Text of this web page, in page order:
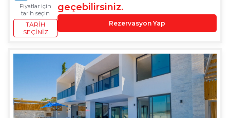
Fiyatlar için
tarih seçin
TARIH
SEÇINIZ
geçebilirsiniz.
Rezervasyon Yap